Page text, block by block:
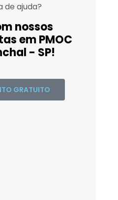
de ajuda?
nossos
em PMOC
- SP!
GRATUITO